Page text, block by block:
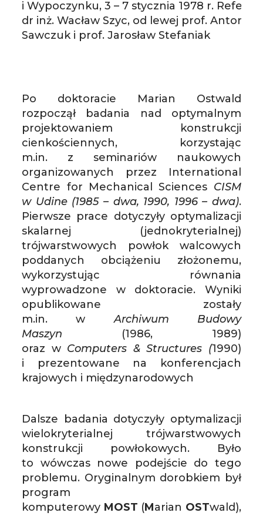
i Wypoczynku, 3 – 7 stycznia 1978 r.
dr inż. Wacław Szyc, od lewej prof. Antoni
Sawczuk i prof. Jarosław Stefaniak
Po doktoracie Marian Ostwald
rozpoczął badania nad optymalnym
projektowaniem konstrukcji
cienkościennych, korzystając
m.in. z seminariów naukowych
organizowanych przez International
Centre for Mechanical Sciences CISM
w Udine (1985 – dwa, 1990, 1996 – dwa).
Pierwsze prace dotyczyły optymalizacji
skalarnej (jednokryterialnej)
trójwarstwowych powłok walcowych
poddanych obciążeniu złożonemu,
wykorzystując równania
wyprowadzone w doktoracie. Wyniki
opublikowane zostały
m.in. wArchiwum Budowy
Maszyn (1986, 1989)
oraz w Computers & Structures (1990)
i prezentowane na konferencjach
krajowych i międzynarodowych
Dalsze badania dotyczyły optymalizacji
wielokryterialnej trójwarstwowych
konstrukcji powłokowych. Było
to wówczas nowe podejście do tego
problemu. Oryginalnym dorobkiem był
program
komputerowy MOST (Marian OSTwald),